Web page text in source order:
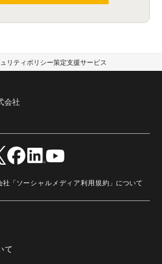
リティポリシー策定支援サービス
会社
社「ソーシャルメディア利用規約 」について
て